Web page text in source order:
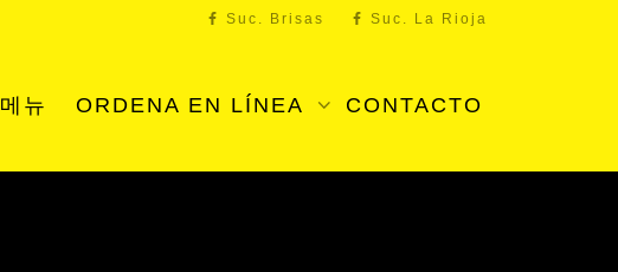
Suc. Brisas Suc. La Rioja
메뉴 ORDENA EN LÍNEA CONTACTO